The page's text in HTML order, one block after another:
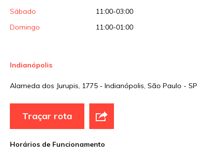
Sábado
11:00-03:00
Domingo
11:00-01:00
Indianópolis
Alameda dos Jurupis, 1775 - Indianópolis, São Paulo - SP
Traçar rota
Horários de Funcionamento